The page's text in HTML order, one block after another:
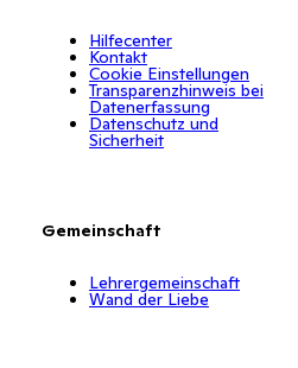
Hilfecenter
Kontakt
Cookie Einstellungen
Transparenzhinweis bei
Datenerfassung
Datenschutz und
Sicherheit
Gemeinschaft
Lehrergemeinschaft
Wand der Liebe